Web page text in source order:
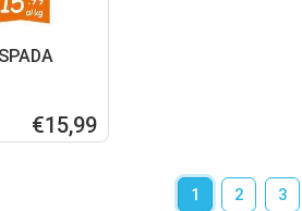
€15,99
1 2 3